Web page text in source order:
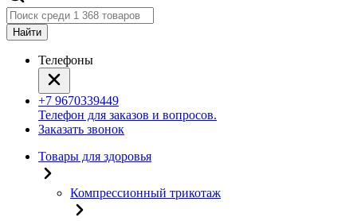
Найти
Телефоны
+7 9670339449
Телефон для заказов и вопросов.
Заказать звонок
Товары для здоровья
Компрессионный трикотаж